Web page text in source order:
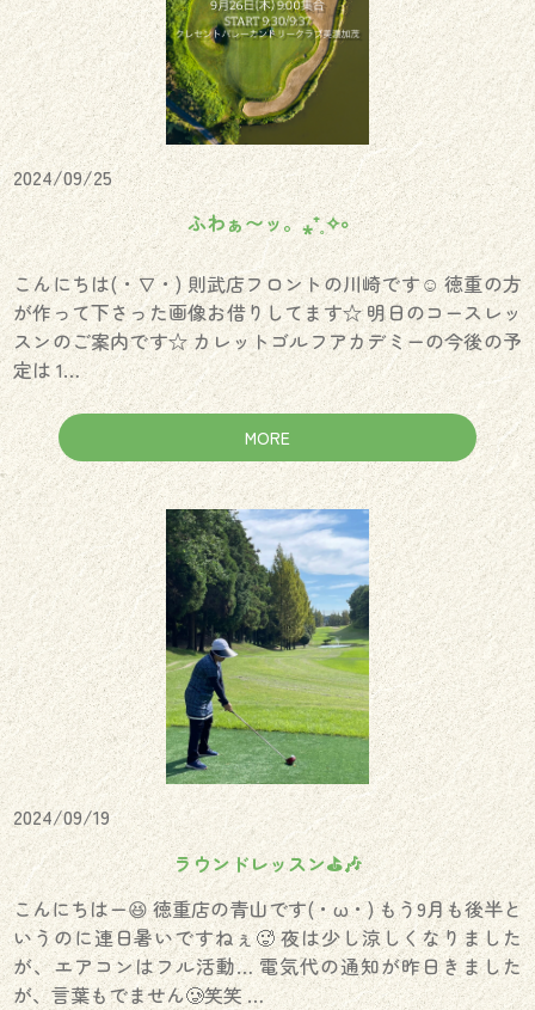
2024/09/25
ふわぁ〜ッ。⁎⁺˳✧༚
こんにちは(・∇・) 則武店フロントの川崎です☺︎ 徳重の方
が作って下さった画像お借りしてます☆ 明日のコースレッ
スンのご案内です☆ カレットゴルフアカデミーの今後の予
定は 1…
MORE
2024/09/19
ラウンドレッスン⛳️🎶
こんにちはー😆 徳重店の青山です(・ω・) もう9月も後半と
いうのに連日暑いですねぇ🥵 夜は少し涼しくなりました
が、エアコンはフル活動… 電気代の通知が昨日きました
が、言葉もでません🥲笑笑 …